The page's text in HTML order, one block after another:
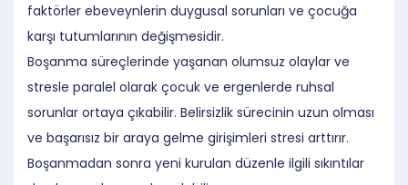
faktörler ebeveynlerin duygusal sorunları ve çocuğa
karşı tutumlarının değişmesidir.
Boşanma süreçlerinde yaşanan olumsuz olaylar ve
stresle paralel olarak çocuk ve ergenlerde ruhsal
sorunlar ortaya çıkabilir. Belirsizlik sürecinin uzun olması
ve başarısız bir araya gelme girişimleri stresi arttırır.
Boşanmadan sonra yeni kurulan düzenle ilgili sıkıntılar